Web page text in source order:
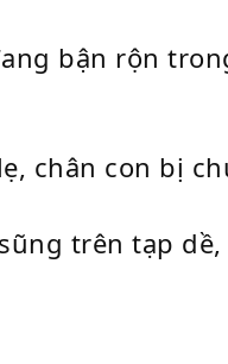
bận rộn
chân con bị
trên tạp